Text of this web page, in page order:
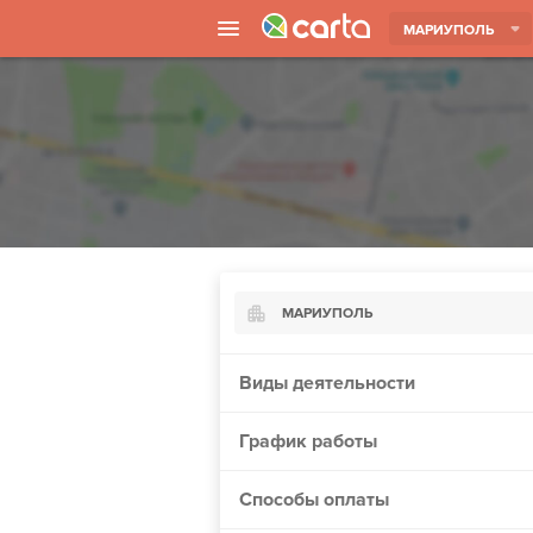
МАРИУПОЛЬ
МАРИУПОЛЬ
Борисполь
Виды деятельности
График работы
Способы оплаты